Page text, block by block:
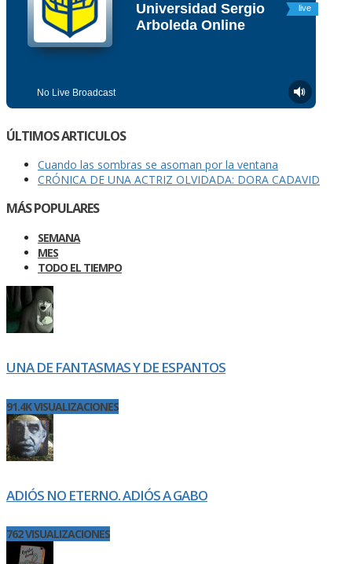
ÚLTIMOS ARTICULOS
Cuando las sombras se asoman por la ventana
CRÓNICA DE UNA ACTRIZ OLVIDADA: DORA CADAVID
MÁS POPULARES
SEMANA
MES
TODO EL TIEMPO
UNA DE FANTASMAS Y DE ESPANTOS
91.4K VISUALIZACIONES
ADIÓS NO ETERNO. ADIÓS A GABO
762 VISUALIZACIONES